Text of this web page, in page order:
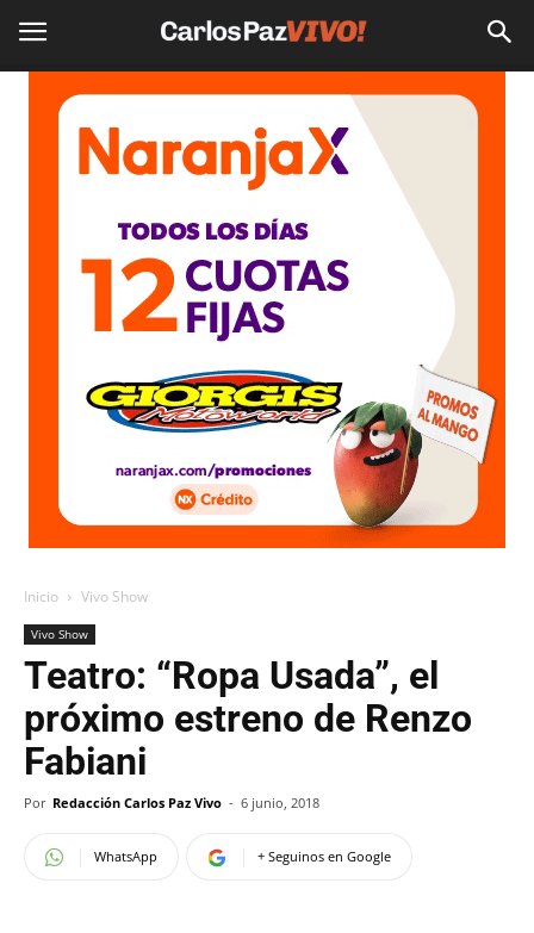
Inicio Vivo Show
Vivo Show
Teatro: “Ropa Usada”, el
próximo estreno de Renzo
Fabiani
Por Redacción Carlos Paz Vivo - 6 junio, 2018
WhatsApp + Seguinos en Google